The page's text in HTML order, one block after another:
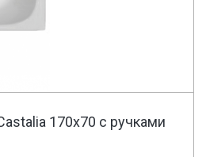
170x70 с ручками